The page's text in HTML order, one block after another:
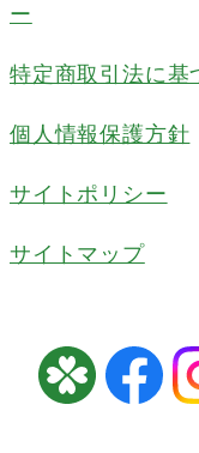
ー
特定商取引法に基
個人情報保護方針
サイトポリシー
サイトマップ